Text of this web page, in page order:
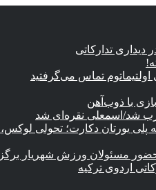
دیداری تدارکاتی
اولتیماتوم تماس می‌گرفتید
با ذوب‌آهن
شد/اسمعلی نقره‌ای شد
پلی یورتان دکارت؛ تحولی
حضور مسئولان ورزش شهریار
اردوی ترکیه